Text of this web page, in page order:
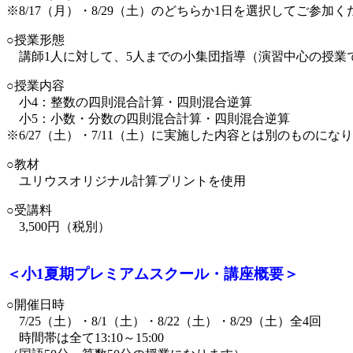
※8/17（月）・8/29（土）のどちらか1日を選択してご参加く
○授業形態
講師1人に対して、5人までの小集団指導（演習中心の授業
○授業内容
小4：整数の四則混合計算・四則混合逆算
小5：小数・分数の四則混合計算・四則混合逆算
※6/27（土）・7/11（土）に実施した内容とは別のものになり
○教材
ユリウスオリジナル計算プリントを使用
○受講料
3,500円（税別）
＜小1夏期プレミアムスクール・講座概要＞
○開催日時
7/25（土）・8/1（土）・8/22（土）・8/29（土）全4回
時間帯は全て13:10～15:00